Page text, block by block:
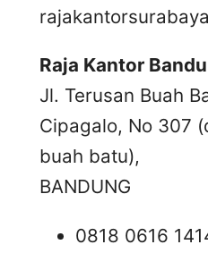
Raja Kantor
Jl. Terusan Buah
Cipagalo, No 307
buah batu),
BANDUNG
0818 0616